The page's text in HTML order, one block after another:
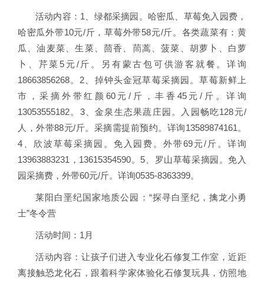
活动内容：1、绿都采摘园。哈密瓜、草莓免入园费，
哈密瓜外带10元/斤，草莓外带58元/斤。各类蔬菜有：黄
瓜、油麦菜、生菜、茴香、茼蒿、菠菜、胡萝卜、白萝
卜、芹菜5元/斤。另有蒙古包可供游客就餐。详询
18663856268。2、掉钟头金冠草莓采摘园。草莓新鲜上
市，采摘外带红颜60元/斤，丰香45元/斤。详询
13053555182。3、金泉生态果蔬庄园。入园畅吃128元/
人，外带88元/斤。采摘需提前预约。详询13589874161。
4、欣波草莓采摘园。免入园费。外带69元/斤。详询
13963883231，13615354590。5、罗山草莓采摘园。免入
园采摘费，外带60元/斤。详询0535-8363399。
莱阳白垩纪国家地质公园：“探寻白垩纪，擒龙小勇
士”冬令营
活动时间：1月
活动内容：让孩子们进入专业化石修复工作室，近距
离接触恐龙化石，跟着科学家体验化石修复玩具，仿照地